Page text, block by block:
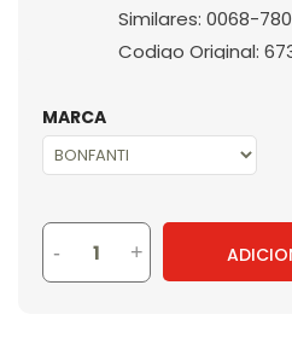
Similares: 0068-
Codigo Original:
MARCA
- +